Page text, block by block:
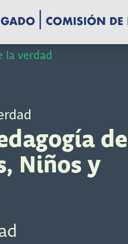
la verdad
Niños y